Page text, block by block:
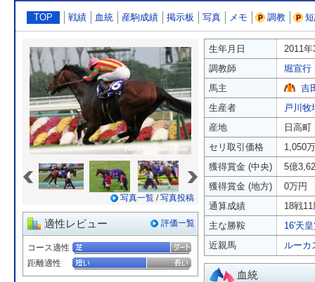
TOP 戦績 血統 産駒成績 掲示板 写真 メモ 調教
写真一覧 /写真投稿
適性レビュー 評価一覧
コース適性
距離適性
生年月日
2011
調教師
堀宣行
馬主
吉
生産者
戸川牧
産地
日高町
セリ取引価格
1,050
獲得賞金 (中央)
5億
獲得賞金 (地方)
0万円
通算成績
18戦
主な勝鞍
16'天
近親馬
ルーカ
血統